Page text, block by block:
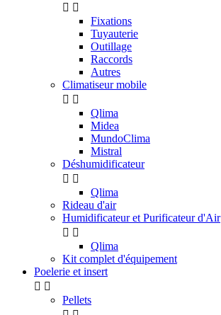
 
Fixations
Tuyauterie
Outillage
Raccords
Autres
Climatiseur mobile
 
Qlima
Midea
MundoClima
Mistral
Déshumidificateur
 
Qlima
Rideau d'air
Humidificateur et Purificateur d'Air
 
Qlima
Kit complet d'équipement
Poelerie et insert
 
Pellets